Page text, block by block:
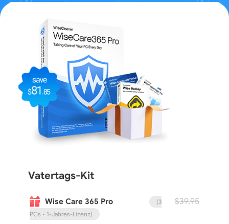
Vatertags-Kit
Wise Care 365 Pro
(3
PCs • 1‑Jahres‑Lizenz)
$39,95